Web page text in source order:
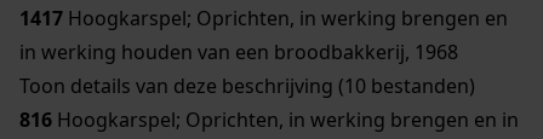
1417 Hoogkarspel; Oprichten, in werking brengen en
in werking houden van een broodbakkerij, 1968
Toon details van deze beschrijving (10 bestanden)
816 Hoogkarspel; Oprichten, in werking brengen en in